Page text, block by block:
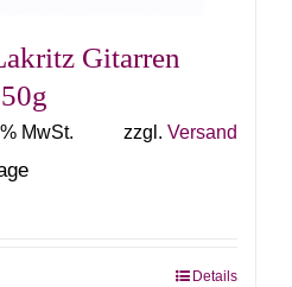
Gitarren
MwSt. zzgl. Versand
Details